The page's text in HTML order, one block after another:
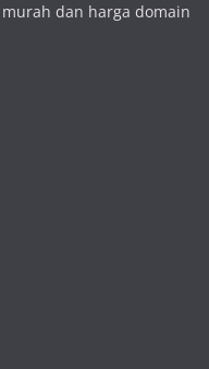
dan harga domain